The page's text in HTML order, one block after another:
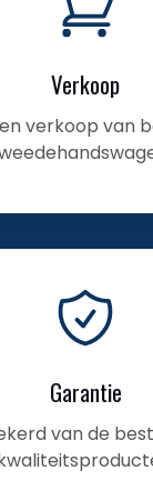
Verkoop
verkoop van
Garantie
van de